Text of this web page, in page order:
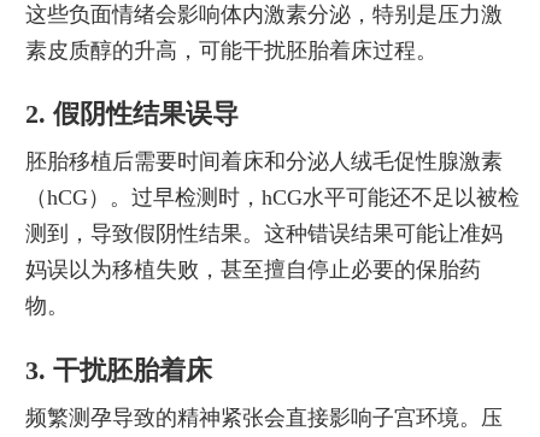
这些负面情绪会影响体内激素分泌，特别是压力激
素皮质醇的升高，可能干扰胚胎着床过程。
2. 假阴性结果误导
胚胎移植后需要时间着床和分泌人绒毛促性腺激素
（hCG）。过早检测时，hCG水平可能还不足以被检
测到，导致假阴性结果。这种错误结果可能让准妈
妈误以为移植失败，甚至擅自停止必要的保胎药
物。
3. 干扰胚胎着床
频繁测孕导致的精神紧张会直接影响子宫环境。压